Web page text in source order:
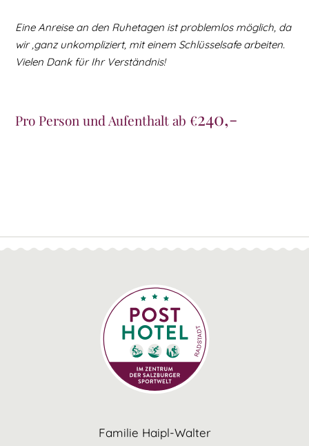
Eine Anreise an den Ruhetagen ist problemlos möglich, da
wir ,ganz unkompliziert, mit einem Schlüsselsafe arbeiten.
Vielen Dank für Ihr Verständnis!
Pro Person und Aufenthalt ab €240,-
Familie Haipl-Walter